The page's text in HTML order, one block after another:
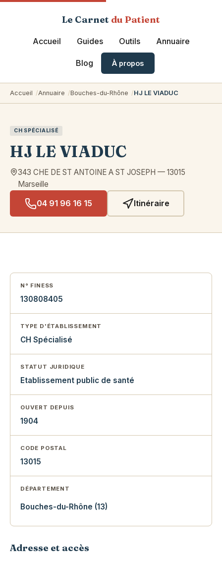
Le Carnet du Patient
Accueil Guides Outils Annuaire
Blog À propos
Accueil Annuaire Bouches-du-Rhône HJ LE VIADUC
CH SPÉCIALISÉ
HJ LE VIADUC
343 CHE DE ST ANTOINE A ST JOSEPH — 13015
Marseille
04 91 96 16 15 Itinéraire
N° FINESS
130808405
TYPE D'ÉTABLISSEMENT
CH Spécialisé
STATUT JURIDIQUE
Etablissement public de santé
OUVERT DEPUIS
1904
CODE POSTAL
13015
DÉPARTEMENT
Bouches-du-Rhône (13)
Adresse et accès